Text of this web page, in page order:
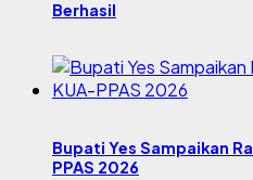
Berhasil
Bupati Yes Sampaikan
PPAS 2026